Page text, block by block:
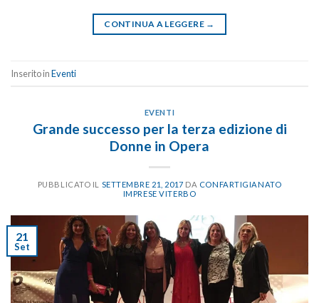
CONTINUA A LEGGERE →
Inserito inEventi
EVENTI
Grande successo per la terza edizione di
Donne in Opera
PUBBLICATO IL SETTEMBRE 21, 2017 DA CONFARTIGIANATO
IMPRESE VITERBO
21
Set